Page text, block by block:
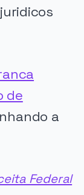
de
a
Federal